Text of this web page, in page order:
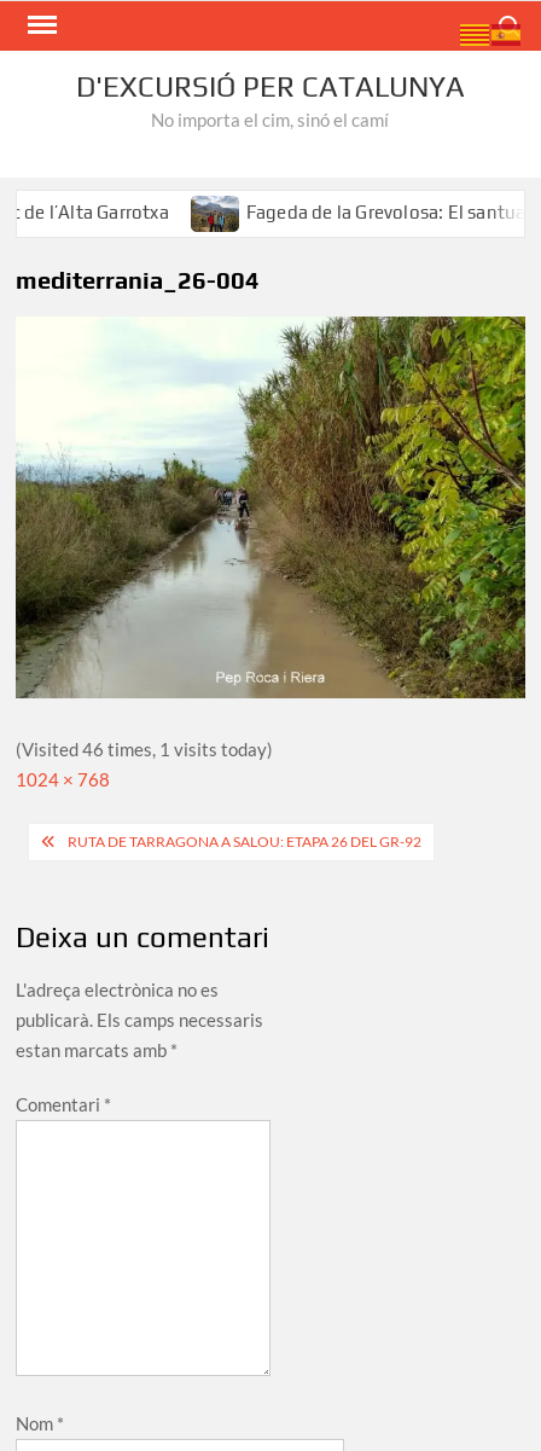
Skip
D'EXCURSIÓ PER CATALUNYA
No importa el cim, sinó el camí
l’Alta Garrotxa Fageda de la Grevolosa: El santuari
mediterrania_26-004
(Visited 46 times, 1 visits today)
Full
1024 × 768
Navegació
RUTA DE TARRAGONA A SALOU: ETAPA 26 DEL GR-92
Deixa un comentari
L'adreça electrònica no es
publicarà. Els camps necessaris
estan marcats amb *
Comentari *
Nom *